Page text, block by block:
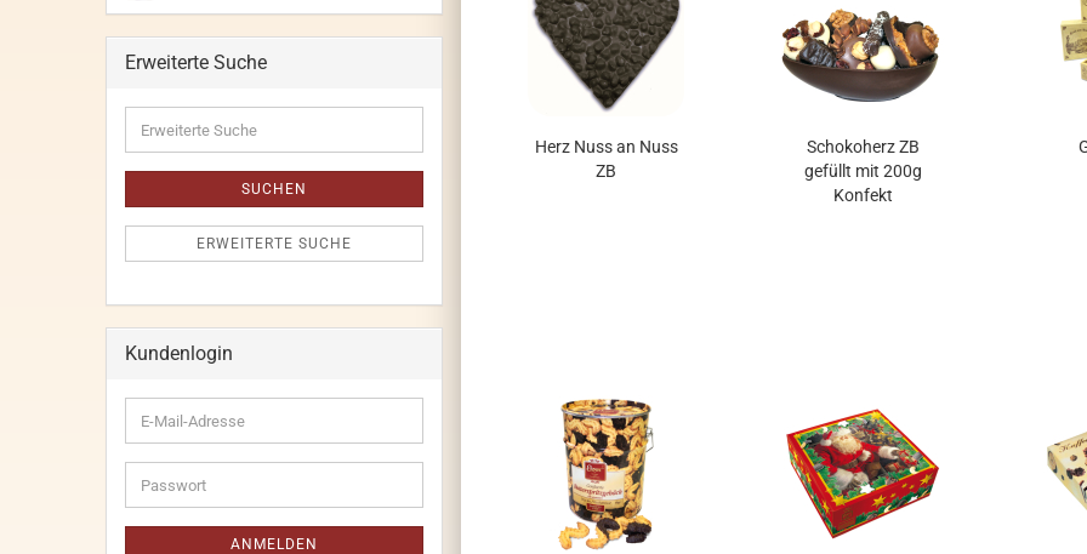
Herz Nuss an Nuss
ZB
Schokoherz ZB
gefüllt mit 200g
Konfekt
Erweiterte Suche
Suche
SUCHEN
ERWEITERTE SUCHE
Kundenlogin
E-
Mail-
Adresse
Passwort
ANMELDEN